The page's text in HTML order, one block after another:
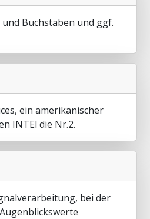
Buchstaben und ggf.
ein amerikanischer
INTEl die Nr.2.
bei der